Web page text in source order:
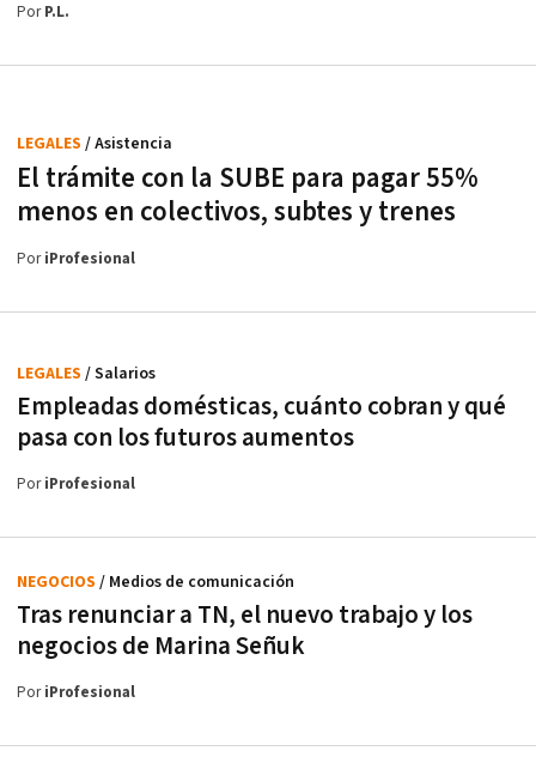
PorP.L.
El trámite con la SUBE para pagar 55%
menos en colectivos, subtes y trenes
LEGALES / Asistencia
PoriProfesional
Empleadas domésticas, cuánto cobran y qué
pasa con los futuros aumentos
LEGALES / Salarios
PoriProfesional
Tras renunciar a TN, el nuevo trabajo y los
negocios de Marina Señuk
NEGOCIOS / Medios de comunicación
PoriProfesional